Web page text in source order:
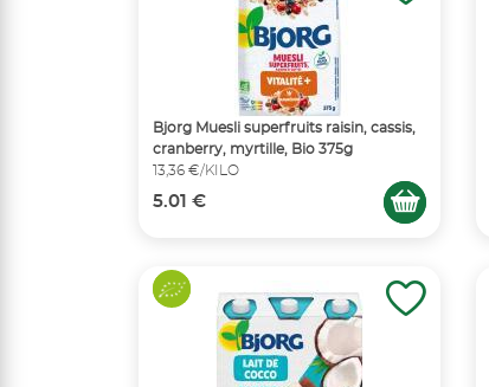
Bjorg Muesli superfruits raisin, cassis,
cranberry, myrtille, Bio 375g
13,36 €/KILO
5.01 €